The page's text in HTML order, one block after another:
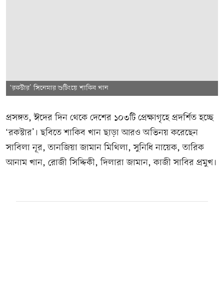
‘রকস্টার’ সিনেমার শুটিংয়ে শাকিব খান
প্রসঙ্গত, ঈদের দিন থেকে দেশের ১০৩টি প্রেক্ষাগৃহে প্রদর্শিত হচ্ছে
‘রকস্টার’। ছবিতে শাকিব খান ছাড়া আরও অভিনয় করেছেন
সাবিলা নূর, তানজিয়া জামান মিথিলা, সুনিধি নায়েক, তারিক
আনাম খান, রোজী সিদ্দিকী, দিলারা জামান, কাজী সাবির প্রমুখ।